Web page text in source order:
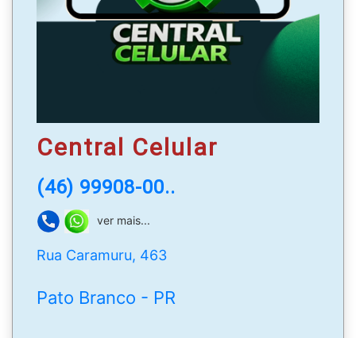
Central Celular
(46) 99908-00..
ver mais...
Rua Caramuru, 463
Pato Branco - PR